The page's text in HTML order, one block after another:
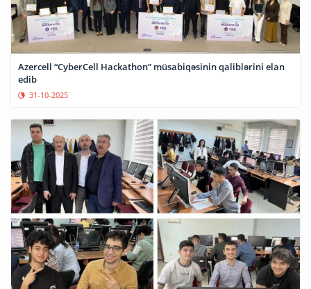
Azercell “CyberCell Hackathon” müsabiqəsinin qaliblərini elan
edib
31-10-2025